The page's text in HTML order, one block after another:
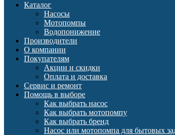
Каталог
Насосы
Мотопомпы
Водопонижение
Производители
О компании
Покупателям
Акции и скидки
Оплата и доставка
Сервис и ремонт
Помощь в выборе
Как выбрать насос
Как выбрать мотопомпу
Как выбрать бренд
Насос или мотопомпа для бытовых